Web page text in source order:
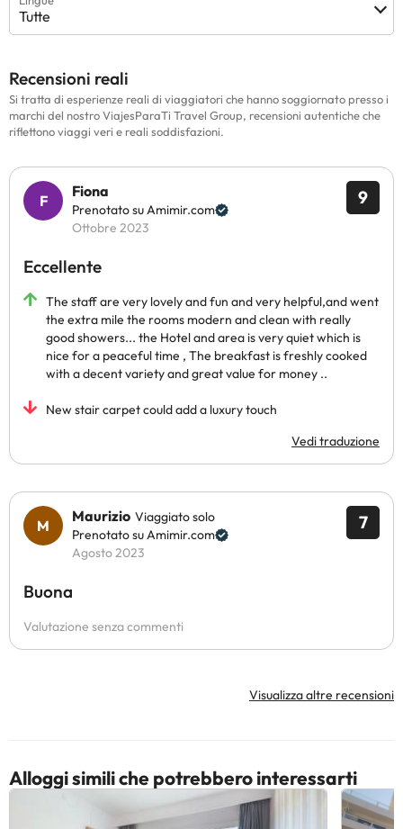
Tutte
Recensioni reali
Si tratta di esperienze reali di viaggiatori che hanno soggiornato presso i
marchi del nostro ViajesParaTi Travel Group, recensioni autentiche che
riflettono viaggi veri e reali soddisfazioni.
9
Fiona
Prenotato su Amimir.com
Ottobre 2023
Eccellente
The staff are very lovely and fun and very helpful,and went
the extra mile the rooms modern and clean with really
good showers... the Hotel and area is very quiet which is
nice for a peaceful time , The breakfast is freshly cooked
with a decent variety and great value for money ..
New stair carpet could add a luxury touch
Vedi traduzione
7
Maurizio Viaggiato solo
Prenotato su Amimir.com
Agosto 2023
Buona
Valutazione senza commenti
Visualizza altre recensioni
Alloggi simili che potrebbero interessarti